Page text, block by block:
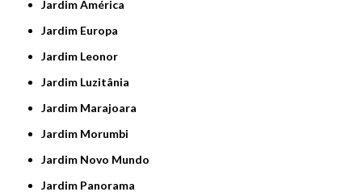
Jardim América
Jardim Europa
Jardim Leonor
Jardim Luzitânia
Jardim Marajoara
Jardim Morumbi
Jardim Novo Mundo
Jardim Panorama